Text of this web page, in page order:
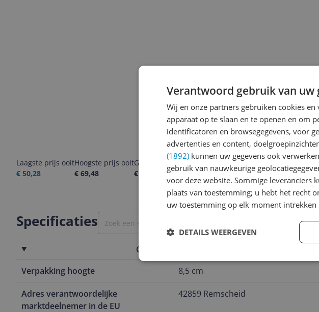
Laagste prijs ooit
€ 50,28
Hoogste prijs ooit
€ 69,48
Goedkoopste nu
€ 61,99
Laatste prijsupdate
07-08-2026
Specificaties
Overige kenmerken
Verpakking hoogte
8,5 cm
Adres verantwoordelijke
marktdeelnemer in de EU
42859 Remscheid
Verantwoord gebruik van uw
Wij en onze partners gebruiken cookies
apparaat op te slaan en te openen en om
identificatoren en browsegegevens, voor
advertenties en content,
(1892) kunnen uw gegevens ook
gebruik van nauwkeurige
voor deze website. Sommige leveranciers
plaats van toestemming; u hebt het recht
uw toestemming op elk moment intrekken
DETAILS WEERGEVEN